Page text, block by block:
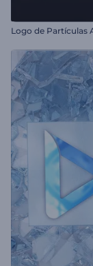
Logo de Partículas